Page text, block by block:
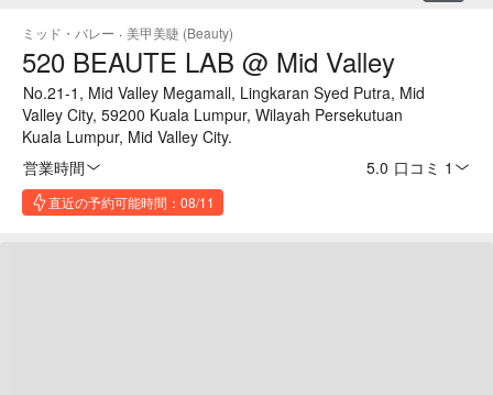
ミッド・バレー · 美甲美睫 (Beauty)
520 BEAUTE LAB @ Mid Valley
No.21-1, Mid Valley Megamall, Lingkaran Syed Putra, Mid
Valley City, 59200 Kuala Lumpur, Wilayah Persekutuan
Kuala Lumpur, Mid Valley City.
営業時間
5.0 口コミ 1
直近の予約可能時間：08/11